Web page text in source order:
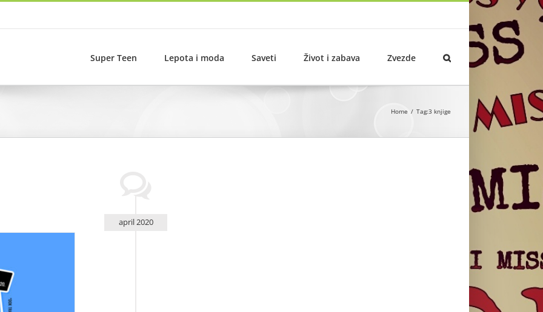
Super Teen Lepota i moda Saveti Život i zabava Zvezde
Home Tag:3 knjige
april 2020
akcija se